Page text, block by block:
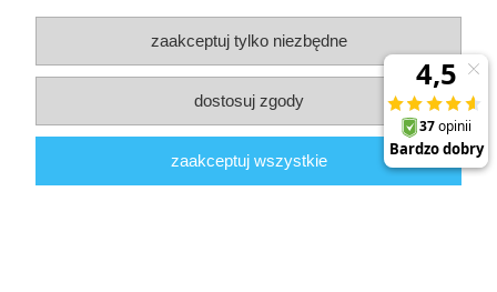
INFORMACJE
// ul. Przemysłowa 11a, 75-216 Koszalin // NIP669-050-
03-43 //Tel.:504 545 749//E-mail:sklep@zuma-line.pl
zaakceptuj tylko niezbędne
dostosuj zgody
zaakceptuj wszystkie